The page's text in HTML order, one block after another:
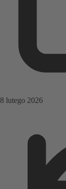
8 lutego 2026